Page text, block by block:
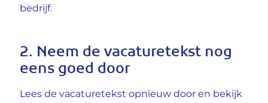
bedrijf.
2. Neem de vacaturetekst nog
eens goed door
Lees de vacaturetekst opnieuw door en bekijk